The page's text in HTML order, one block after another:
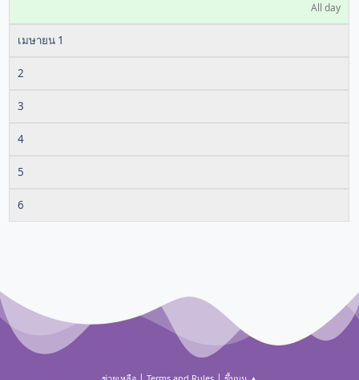
All day
เมษายน 1
2
3
4
5
6